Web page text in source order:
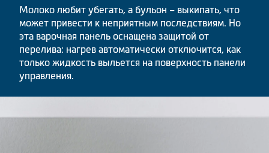
Молоко любит убегать, а бульон – выкипать, что
может привести к неприятным последствиям. Но
эта варочная панель оснащена защитой от
перелива: нагрев автоматически отключится, как
только жидкость выльется на поверхность панели
управления.